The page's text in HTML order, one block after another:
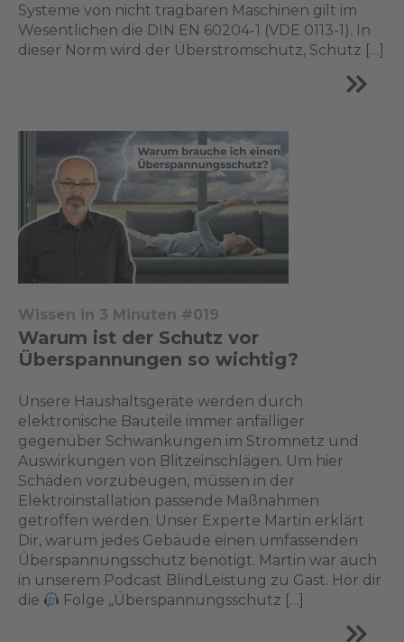
Systeme von nicht tragbaren Maschinen gilt im
Wesentlichen die DIN EN 60204-1 (VDE 0113-1). In
dieser Norm wird der Überstromschutz, Schutz […]
Wissen in 3 Minuten #019
Warum ist der Schutz vor
Überspannungen so wichtig?
Unsere Haushaltsgeräte werden durch
elektronische Bauteile immer anfälliger
gegenüber Schwankungen im Stromnetz und
Auswirkungen von Blitzeinschlägen. Um hier
Schäden vorzubeugen, müssen in der
Elektroinstallation passende Maßnahmen
getroffen werden. Unser Experte Martin erklärt
Dir, warum jedes Gebäude einen umfassenden
Überspannungsschutz benötigt. Martin war auch
in unserem Podcast BlindLeistung zu Gast. Hör dir
die
Folge „Überspannungsschutz […]